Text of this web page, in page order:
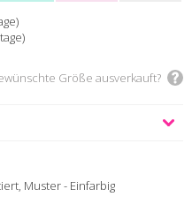
Größe ausverkauft?
Muster - Einfarbig